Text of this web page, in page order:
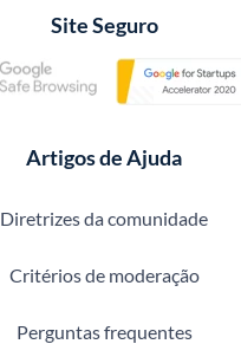
Site Seguro
Artigos de Ajuda
Diretrizes da comunidade
Critérios de moderação
Perguntas frequentes